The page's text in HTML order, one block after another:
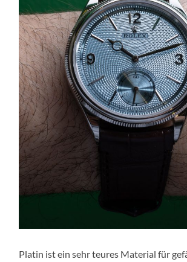
Platin ist ein sehr teures Material für